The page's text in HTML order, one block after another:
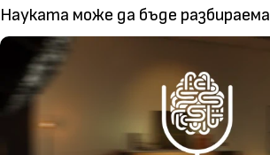
Науката може да бъде разбираема